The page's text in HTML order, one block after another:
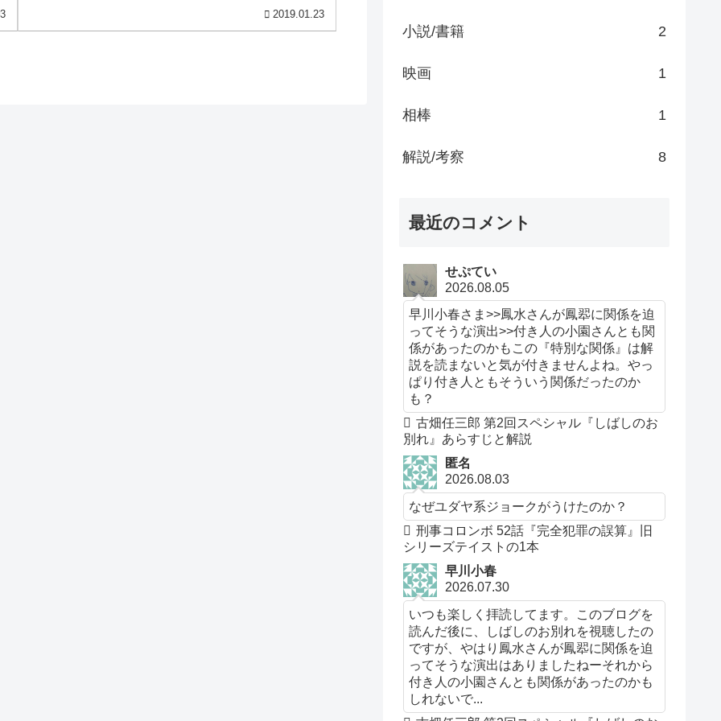
2019.01.23
小説/書籍 2
映画 1
相棒 1
解説/考察 8
最近のコメント
せぷてい
2026.08.05
早川小春さま>>鳳水さんが鳳翆に関係を迫
ってそうな演出>>付き人の小園さんとも関
係があったのかもこの『特別な関係』は解
説を読まないと気が付きませんよね。やっ
ぱり付き人ともそういう関係だったのか
も？
古畑任三郎 第2回スペシャル『しばしのお
別れ』あらすじと解説
匿名
2026.08.03
なぜユダヤ系ジョークがうけたのか？
刑事コロンボ 52話『完全犯罪の誤算』旧
シリーズテイストの1本
早川小春
2026.07.30
いつも楽しく拝読してます。このブログを
読んだ後に、しばしのお別れを視聴したの
ですが、やはり鳳水さんが鳳翆に関係を迫
ってそうな演出はありましたねーそれから
付き人の小園さんとも関係があったのかも
しれないで...